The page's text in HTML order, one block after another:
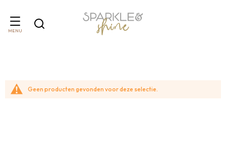
MENU
Geen producten gevonden voor deze selectie.